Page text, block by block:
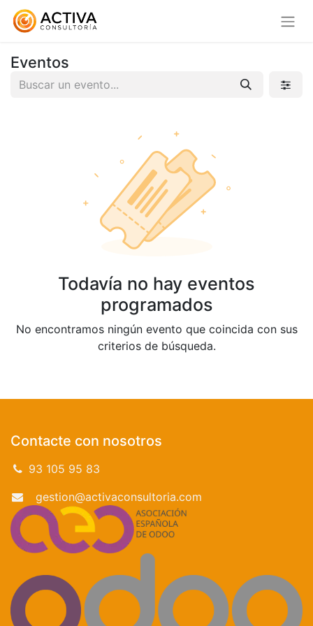
Eventos
Todavía no hay eventos
programados
No encontramos ningún evento que coincida con sus
criterios de búsqueda.
Contacte con nosotros
93 105 95 83
gestion@activaconsultoria.com